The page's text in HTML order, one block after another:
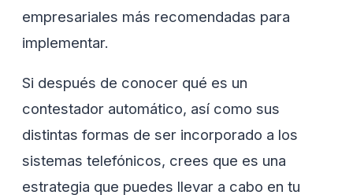
empresariales más recomendadas para
implementar.
Si después de conocer qué es un
contestador automático, así como sus
distintas formas de ser incorporado a los
sistemas telefónicos, crees que es una
estrategia que puedes llevar a cabo en tu